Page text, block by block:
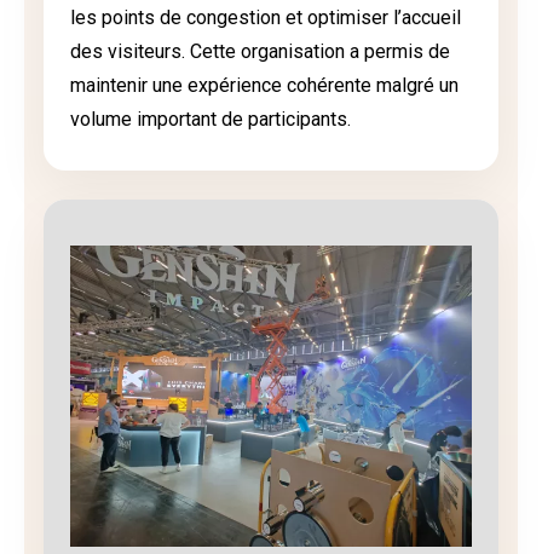
les points de congestion et optimiser l’accueil
des visiteurs. Cette organisation a permis de
maintenir une expérience cohérente malgré un
volume important de participants.